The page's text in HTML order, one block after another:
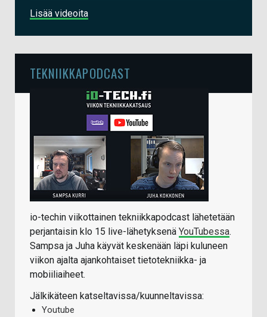
Lisää videoita
TEKNIIKKAPODCAST
io-techin viikottainen tekniikkapodcast lähetetään
perjantaisin klo 15 live-lähetyksenä YouTubessa.
Sampsa ja Juha käyvät keskenään läpi kuluneen
viikon ajalta ajankohtaiset tietotekniikka- ja
mobiiliaiheet.
Jälkikäteen katseltavissa/kuunneltavissa:
Youtube